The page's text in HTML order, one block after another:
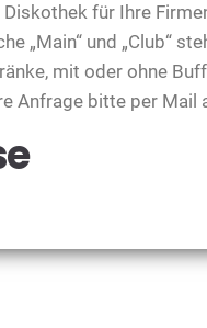
Diskothek für Ihre
„Main“ und „Club“
mit oder ohne
Anfrage bitte per Mail